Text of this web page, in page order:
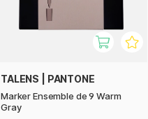
TALENS | PANTONE
Marker Ensemble de 9 Warm
Gray